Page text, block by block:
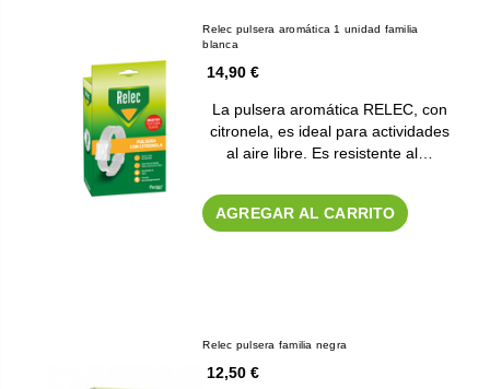
Relec pulsera aromática 1 unidad familia
blanca
14,90 €
La pulsera aromática RELEC, con
citronela, es ideal para actividades
al aire libre. Es resistente al…
AGREGAR AL CARRITO
Relec pulsera familia negra
12,50 €